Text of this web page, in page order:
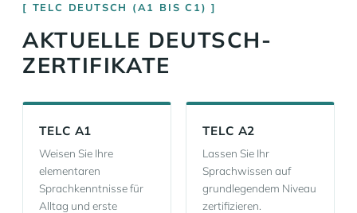
TELC DEUTSCH (A1 BIS C1)
AKTUELLE DEUTSCH-
ZERTIFIKATE
TELC A1
Weisen Sie Ihre
elementaren
Sprachkenntnisse für
Alltag und erste
TELC A2
Lassen Sie Ihr
Sprachwissen auf
grundlegendem Niveau
zertifizieren.